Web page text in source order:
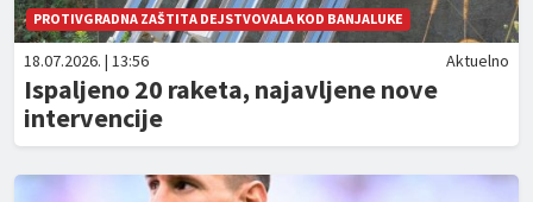
PROTIVGRADNA ZAŠTITA DEJSTVOVALA KOD BANJALUKE
18.07.2026. | 13:56 Aktuelno
Ispaljeno 20 raketa, najavljene nove
intervencije